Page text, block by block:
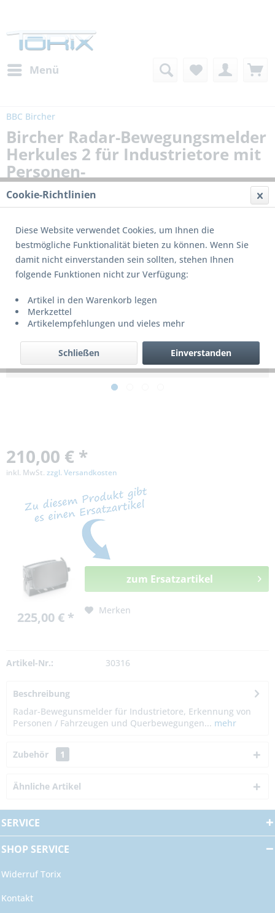
Menü
BBC Bircher
Bircher Radar-Bewegungsmelder
Herkules 2 für Industrietore mit
Personen-
Fahrzeugunterscheidung
Dieses Produkt wird nicht mehr produziert
bzw. ist nicht mehr lieferbar!
210,00 € *
inkl. MwSt. zzgl. Versandkosten
225,00 € *
zum Ersatzartikel
Merken
Artikel-Nr.: 30316
Beschreibung
Radar-Bewegunsmelder für Industrietore, Erkennung von
Personen / Fahrzeugen und Querbewegungen... mehr
Zubehör 1
Ähnliche Artikel
SERVICE
SHOP SERVICE
Widerruf Torix
Kontakt
Cookie-Richtlinien
Diese Website verwendet Cookies, um Ihnen die
bestmögliche Funktionalität bieten zu können. Wenn Sie
damit nicht einverstanden sein sollten, stehen Ihnen
folgende Funktionen nicht zur Verfügung:
Artikel in den Warenkorb legen
Merkzettel
Artikelempfehlungen und vieles mehr
Einverstanden
Schließen